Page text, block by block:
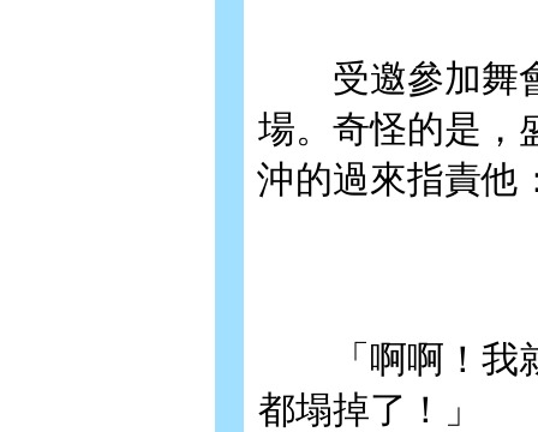
受邀參加舞會
場。奇怪的是，
沖的過來指責他
「啊啊！我就
都塌掉了！」